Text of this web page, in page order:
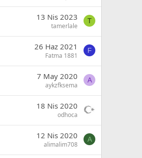
13 Nis 2023
tamerlale
T
26 Haz 2021
Fatma 1881
F
7 May 2020
aykzfksema
A
18 Nis 2020
odhoca
12 Nis 2020
alimalim708
A